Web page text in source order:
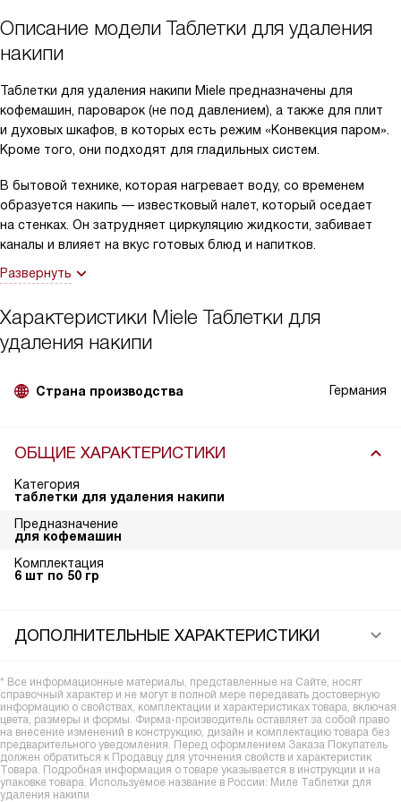
Описание модели Таблетки для удаления
накипи
Таблетки для удаления накипи Miele предназначены для
кофемашин, пароварок (не под давлением), а также для плит
и духовых шкафов, в которых есть режим «Конвекция паром».
Кроме того, они подходят для гладильных систем.
В бытовой технике, которая нагревает воду, со временем
образуется накипь — известковый налет, который оседает
на стенках. Он затрудняет циркуляцию жидкости, забивает
каналы и влияет на вкус готовых блюд и напитков.
Развернуть
Характеристики Miele Таблетки для
удаления накипи
Страна производства Германия
ОБЩИЕ ХАРАКТЕРИСТИКИ
Категория
таблетки для удаления накипи
Предназначение
для кофемашин
Комплектация
6 шт по 50 гр
ДОПОЛНИТЕЛЬНЫЕ ХАРАКТЕРИСТИКИ
* Все информационные материалы, представленные на Сайте, носят
справочный характер и не могут в полной мере передавать достоверную
информацию о свойствах, комплектации и характеристиках товара, включая
цвета, размеры и формы. Фирма-производитель оставляет за собой право
на внесение изменений в конструкцию, дизайн и комплектацию товара без
предварительного уведомления. Перед оформлением Заказа Покупатель
должен обратиться к Продавцу для уточнения свойств и характеристик
Товара. Подробная информация о товаре указывается в инструкции и на
упаковке товара. Используемое название в России: Миле Таблетки для
удаления накипи